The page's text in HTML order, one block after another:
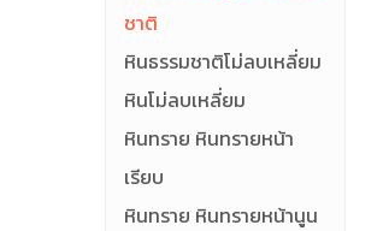
ชาติ
หินธรรมชาติโม่ลบเหลี่ยม
หินโม่ลบเหลี่ยม
หินทราย หินทรายหน้า
เรียบ
หินทราย หินทรายหน้านูน